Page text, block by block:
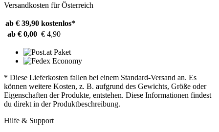
Versandkosten für Österreich
ab € 39,90 kostenlos*
ab € 0,00 € 4,90
* Diese Lieferkosten fallen bei einem Standard-Versand an. Es
können weitere Kosten, z. B. aufgrund des Gewichts, Größe oder
Eigenschaften der Produkte, entstehen. Diese Informationen findest
du direkt in der Produktbeschreibung.
Hilfe & Support